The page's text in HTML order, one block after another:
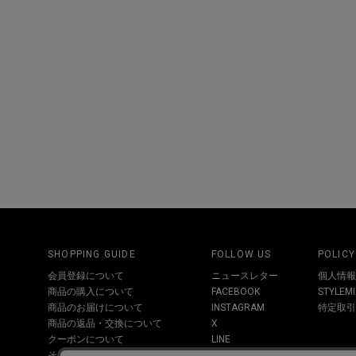
SHOPPING GUIDE
会員登録について
商品の購入について
商品のお届けについて
商品の返品・交換について
クーポンについて
FOLLOW US
ニュースレター
FACEBOOK
INSTAGRAM
X
LINE
POLICY
個人情
特定取